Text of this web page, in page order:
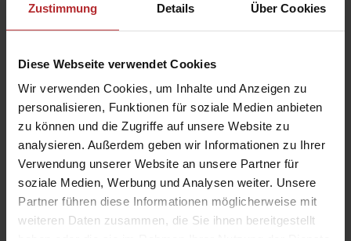
Zustimmung Details Über Cookies
Diese Webseite verwendet Cookies
Wir verwenden Cookies, um Inhalte und Anzeigen zu
personalisieren, Funktionen für soziale Medien anbieten
zu können und die Zugriffe auf unsere Website zu
analysieren. Außerdem geben wir Informationen zu Ihrer
Verwendung unserer Website an unsere Partner für
soziale Medien, Werbung und Analysen weiter. Unsere
Partner führen diese Informationen möglicherweise mit
weiteren Daten zusammen, die Sie ihnen bereitgestellt
Förderung für Ihre Sanierung Teil 4:
Steuerliche Förderung
Veröffentlicht
am
14. Oktober 2024
BEG EM, iSFP und KfW Förderung: In unserer Themen-Serie
haben wir bereits 3 Fördermöglichkeiten präsentiert. Die vierte
und letzte Option ist die steuerliche Förderung. Für die